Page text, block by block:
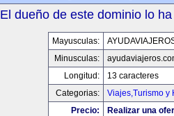
El dueño de este dominio lo
Mayusculas:
Minusculas:
Longitud:
13 caracteres
Categorias:
Viajes,Turismo y
Precio:
Realizar una